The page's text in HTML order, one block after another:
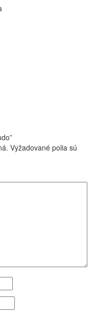
Vyžadované polia sú